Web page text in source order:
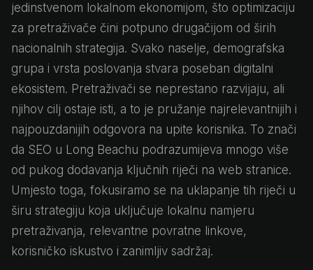
jedinstvenom lokalnom ekonomijom, što optimizaciju
za pretraživače čini potpuno drugačijom od širih
nacionalnih strategija. Svako naselje, demografska
grupa i vrsta poslovanja stvara poseban digitalni
ekosistem. Pretraživači se neprestano razvijaju, ali
njihov cilj ostaje isti, a to je pružanje najrelevantnijih i
najpouzdanijih odgovora na upite korisnika. To znači
da SEO u Long Beachu podrazumijeva mnogo više
od pukog dodavanja ključnih riječi na web stranice.
Umjesto toga, fokusiramo se na uklapanje tih riječi u
širu strategiju koja uključuje lokalnu namjeru
pretraživanja, relevantne povratne linkove,
korisničko iskustvo i zanimljiv sadržaj.